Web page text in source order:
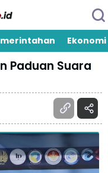
Ekonomi
Paduan Suara